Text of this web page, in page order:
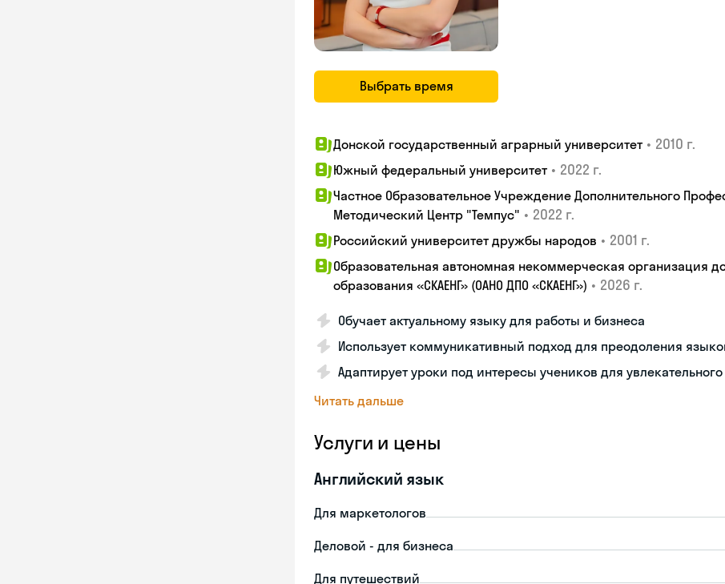
Выбрать время
Донской государственный аграрный университет • 2010 г.
Южный федеральный университет • 2022 г.
Частное Образовательное Учреждение Дополнительного
Методический Центр "Темпус" • 2022 г.
Российский университет дружбы народов • 2001 г.
Образовательная автономная некоммерческая организация
образования «СКАЕНГ» (ОАНО ДПО «СКАЕНГ») • 2026 г.
Обучает актуальному языку для работы и бизнеса
Использует коммуникативный подход для преодоления
Адаптирует уроки под интересы учеников для
Читать дальше
Услуги и цены
Английский язык
Для маркетологов
Деловой - для бизнеса
Для путешествий